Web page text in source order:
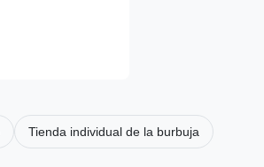
Tienda individual de la burbuja